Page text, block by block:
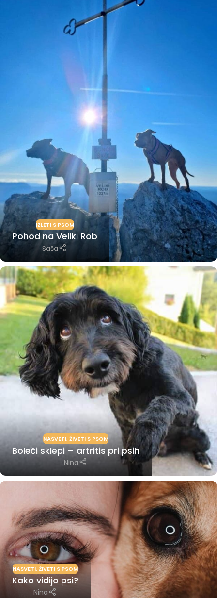
IZLETI S PSOM
Pohod na Veliki Rob
Saša
NASVETI,ŽIVETI S PSOM
Boleči sklepi – artritis pri psih
Nina
NASVETI,ŽIVETI S PSOM
Kako vidijo psi?
Nina